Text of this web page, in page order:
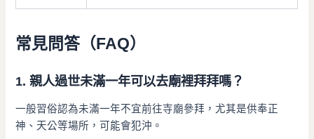
常見問答（FAQ）
1. 親人過世未滿一年可以去廟裡拜拜嗎？
一般習俗認為未滿一年不宜前往寺廟參拜，尤其是供奉正
神、天公等場所，可能會犯沖。